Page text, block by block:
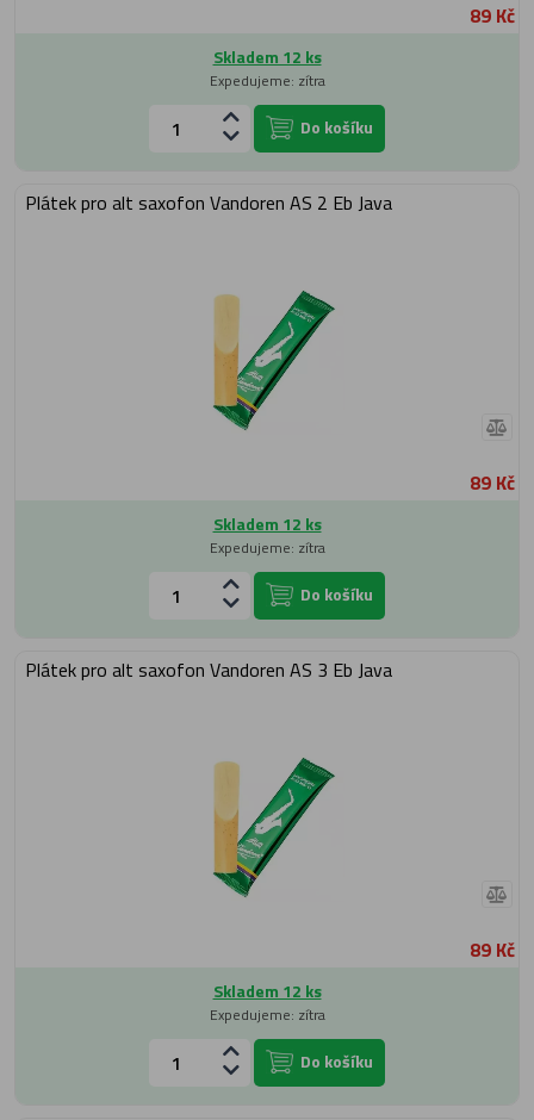
89 Kč
Skladem 12 ks
Expedujeme: zítra
Do košíku
Plátek pro alt saxofon Vandoren AS 2 Eb Java
89 Kč
Skladem 12 ks
Expedujeme: zítra
Do košíku
Plátek pro alt saxofon Vandoren AS 3 Eb Java
89 Kč
Skladem 12 ks
Expedujeme: zítra
Do košíku